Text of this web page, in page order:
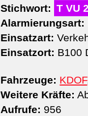
Stichwort: T VU 2
Alarmierungsart:
Einsatzart:
Einsatzort: B100
Fahrzeuge: KDOF
Weitere Kräfte:
Aufrufe: 956